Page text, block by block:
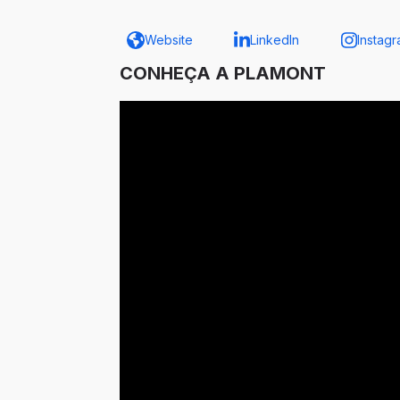
Website LinkedIn
CONHEÇA A PLAMONT